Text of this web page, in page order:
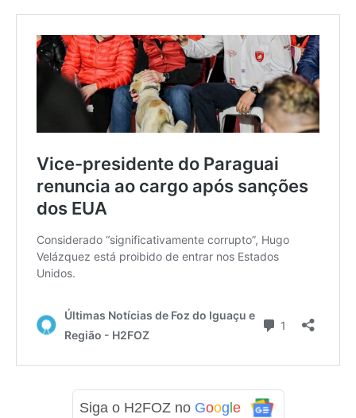
Siga o H2FOZ no Goog e